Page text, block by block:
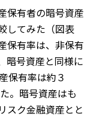
保有者の暗号資産
してみた（図表
保有率は、非保有
暗号資産と同様に
保有率は約３
。暗号資産はも
スク金融資産とと